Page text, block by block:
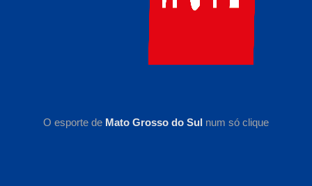
O esporte de Mato Grosso do Sul num só clique